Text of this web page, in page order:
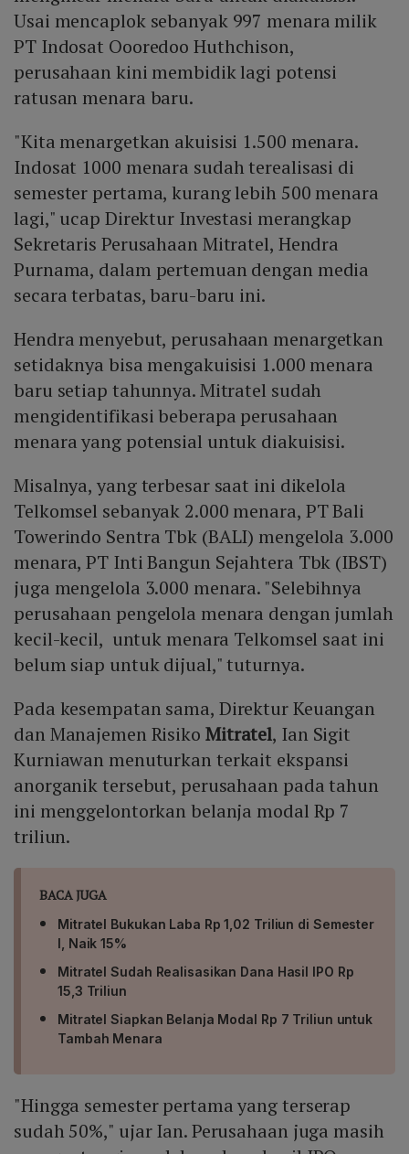
Usai mencaplok sebanyak 997 menara milik
PT Indosat Oooredoo Huthchison,
perusahaan kini membidik lagi potensi
ratusan menara baru.
"Kita menargetkan akuisisi 1.500 menara.
Indosat 1000 menara sudah terealisasi di
semester pertama, kurang lebih 500 menara
lagi," ucap Direktur Investasi merangkap
Sekretaris Perusahaan Mitratel, Hendra
Purnama, dalam pertemuan dengan media
secara terbatas, baru-baru ini.
Hendra menyebut, perusahaan menargetkan
setidaknya bisa mengakuisisi 1.000 menara
baru setiap tahunnya. Mitratel sudah
mengidentifikasi beberapa perusahaan
menara yang potensial untuk diakuisisi.
Misalnya, yang terbesar saat ini dikelola
Telkomsel sebanyak 2.000 menara, PT Bali
Towerindo Sentra Tbk (BALI) mengelola 3.000
menara, PT Inti Bangun Sejahtera Tbk (IBST)
juga mengelola 3.000 menara. "Selebihnya
perusahaan pengelola menara dengan jumlah
kecil-kecil, untuk menara Telkomsel saat ini
belum siap untuk dijual," tuturnya.
Pada kesempatan sama, Direktur Keuangan
dan Manajemen Risiko Mitratel, Ian Sigit
Kurniawan menuturkan terkait ekspansi
anorganik tersebut, perusahaan pada tahun
ini menggelontorkan belanja modal Rp 7
triliun.
BACA JUGA
Mitratel Bukukan Laba Rp 1,02 Triliun di Semester
I, Naik 15%
Mitratel Sudah Realisasikan Dana Hasil IPO Rp
15,3 Triliun
Mitratel Siapkan Belanja Modal Rp 7 Triliun untuk
Tambah Menara
"Hingga semester pertama yang terserap
sudah 50%," ujar Ian. Perusahaan juga masih